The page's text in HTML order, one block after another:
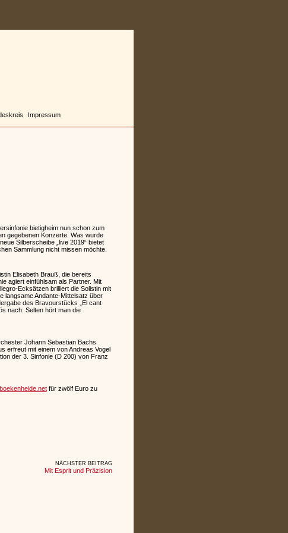
Impressum
bietigheim nun schon zum
gegebenen Konzerte. Was wurde
Silberscheibe „live 2019“ bietet
Sammlung nicht missen möchte.
Elisabeth Brauß, die bereits
agiert einfühlsam als Partner. Mit
Ecksätzen brilliert die Solistin mit
langsame Andante-Mittelsatz über
des Bravourstücks „El cant
nach: Selten hört man die
Johann Sebastian Bachs
erfreut mit einem von Andreas Vogel
der 3. Sinfonie (D 200) von Franz
für zwölf Euro zu
NÄCHSTER BEITRAG
Mit Esprit und Präzision